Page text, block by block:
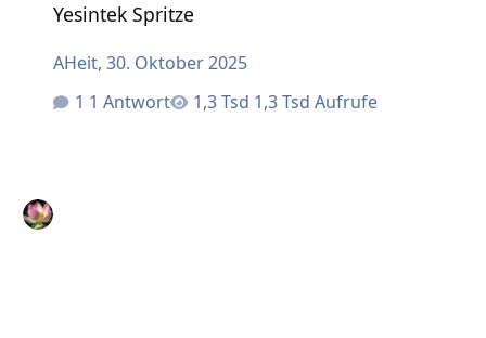
Yesintek Spritze
AHeit, 30. Oktober 2025
1 Antwort
1,3 Tsd Aufrufe